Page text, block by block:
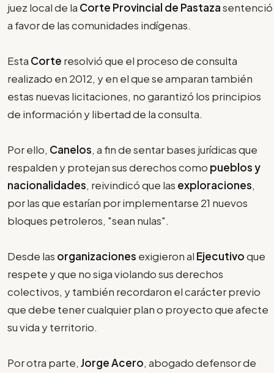
juez local de la Corte Provincial de Pastazasentenció
a favor de las comunidades indígenas.
Esta Corte resolvió que el proceso de consulta
realizado en 2012, y en el que se amparan también
estas nuevas licitaciones, no garantizó los principios
de información y libertad de la consulta.
Por ello, Canelos, a fin de sentar bases jurídicas que
respalden y protejan sus derechos como pueblos y
nacionalidades, reivindicó que las exploraciones,
por las que estarían por implementarse 21 nuevos
bloques petroleros, "sean nulas".
Desde las organizaciones exigieron al Ejecutivoque
respete y que no siga violando sus derechos
colectivos, y también recordaron el carácter previo
que debe tener cualquier plan o proyecto que afecte
su vida y territorio.
Por otra parte, Jorge Acero, abogado defensor de